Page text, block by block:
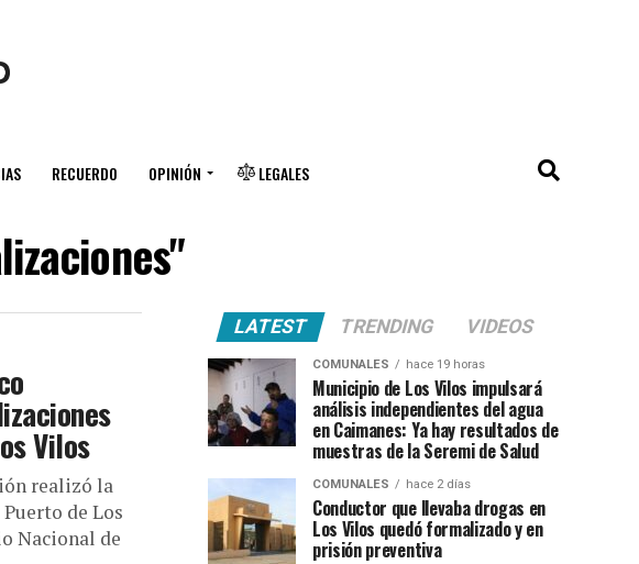
RECUERDO OPINIÓN LEGALES
Vilos
realizó la
de Los
Nacional de
LATEST TRENDING VIDEOS
COMUNALES hace 19 horas
Municipio de Los Vilos impulsará
análisis independientes del agua
en Caimanes: Ya hay resultados de
muestras de la Seremi de Salud
COMUNALES hace 2 días
Conductor que llevaba drogas en
Los Vilos quedó formalizado y en
prisión preventiva